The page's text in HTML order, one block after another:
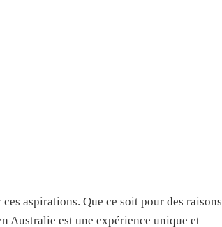
aspirations. Que ce soit pour des raisons
Australie est une expérience unique et